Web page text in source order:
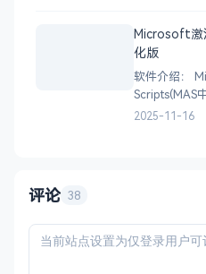
后台服务、
程序以及计划
Microsoft激
化版
软件介绍：
Scripts(MAS
合一微软激活
2025-11-16
评论 38